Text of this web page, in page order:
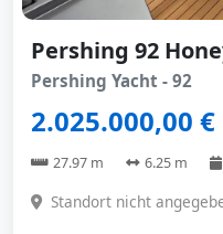
Pershing 92
Pershing Yacht - 92
2.025.000,00 €
27.97 m 6.25 m
Standort nicht